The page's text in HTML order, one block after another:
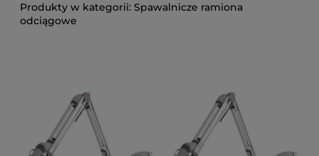
Spawalnicze ramiona
odciągowe